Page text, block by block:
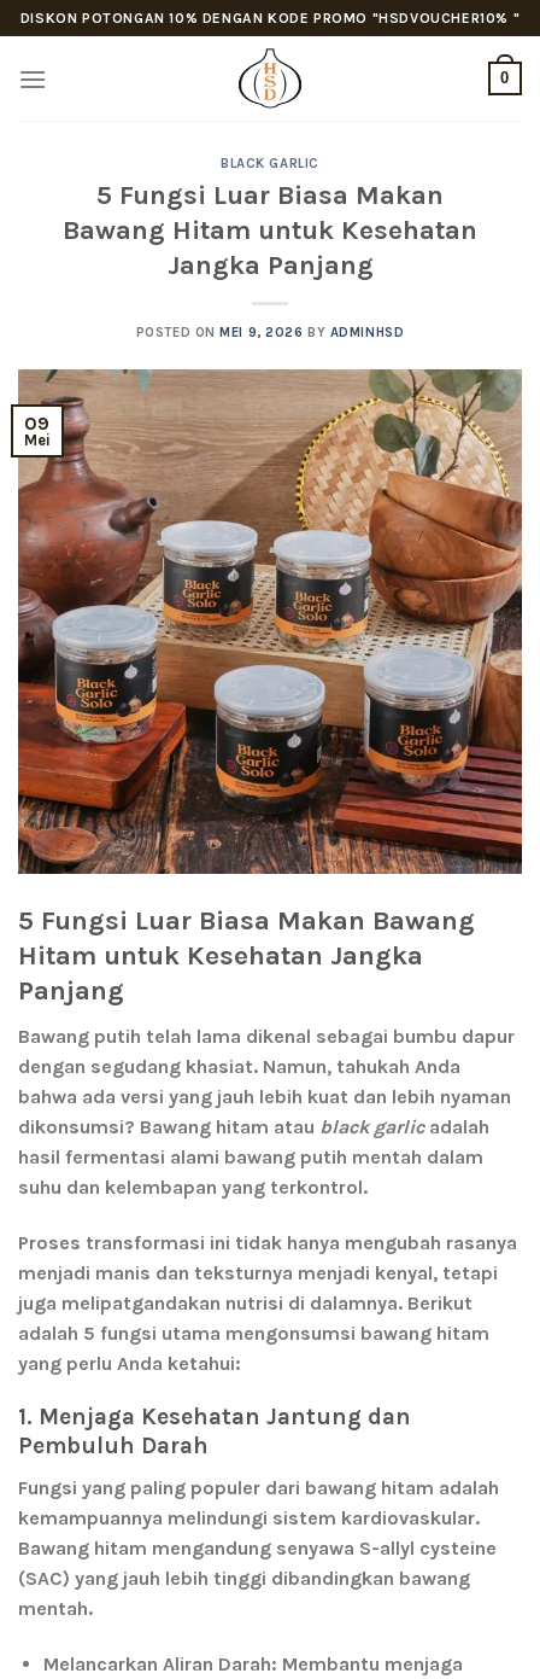
Skip
to
content
DISKON POTONGAN 10% DENGAN KODE PROMO "HSDVOUCHER10% "
0
BLACK GARLIC
5 Fungsi Luar Biasa Makan
Bawang Hitam untuk Kesehatan
Jangka Panjang
POSTED ONMEI 9, 2026 BY ADMINHSD
09
Mei
5 Fungsi Luar Biasa Makan Bawang
Hitam untuk Kesehatan Jangka
Panjang
Bawang putih telah lama dikenal sebagai bumbu dapur
dengan segudang khasiat. Namun, tahukah Anda
bahwa ada versi yang jauh lebih kuat dan lebih nyaman
dikonsumsi? Bawang hitam atau black garlicadalah
hasil fermentasi alami bawang putih mentah dalam
suhu dan kelembapan yang terkontrol.
Proses transformasi ini tidak hanya mengubah rasanya
menjadi manis dan teksturnya menjadi kenyal, tetapi
juga melipatgandakan nutrisi di dalamnya. Berikut
adalah 5 fungsi utama mengonsumsi bawang hitam
yang perlu Anda ketahui:
1. Menjaga Kesehatan Jantung dan
Pembuluh Darah
Fungsi yang paling populer dari bawang hitam adalah
kemampuannya melindungi sistem kardiovaskular.
Bawang hitam mengandung senyawa S-allyl cysteine
(SAC) yang jauh lebih tinggi dibandingkan bawang
mentah.
Melancarkan Aliran Darah: Membantu menjaga